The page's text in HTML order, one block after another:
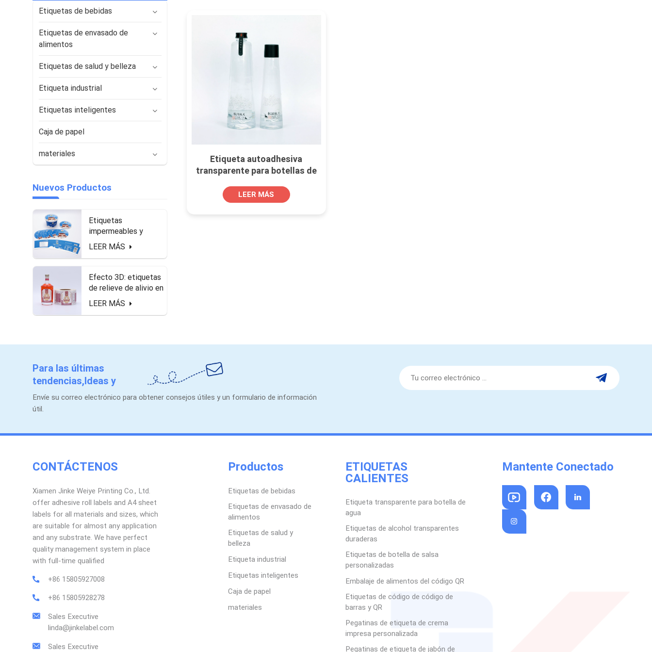
Etiquetas de bebidas
Etiquetas de envasado de
alimentos
Etiquetas de salud y belleza
Etiqueta industrial
Etiquetas inteligentes
Caja de papel
materiales
Nuevos Productos
Etiquetas
impermeables y
seguras de alimentos
en el paquete de
LEER MÁS
Efecto 3D: etiquetas
de relieve de alivio en
forma de rollo para
botella de licor
LEER MÁS
Etiqueta autoadhesiva
transparente para botellas de
LEER MÁS
Para las últimas
tendencias,Ideas y
promociones.
Envíe su correo electrónico para obtener consejos útiles y un formulario de información
útil.
CONTÁCTENOS
Xiamen Jinke Weiye Printing Co., Ltd.
offer adhesive roll labels and A4 sheet
labels for all materials and sizes, which
are suitable for almost any application
and any substrate. We have perfect
quality management system in place
with full-time qualified
+86 15805927008
+86 15805928278
Sales Executive
linda@jinkelabel.com
Sales Executive
Productos
Etiquetas de bebidas
Etiquetas de envasado de
alimentos
Etiquetas de salud y
belleza
Etiqueta industrial
Etiquetas inteligentes
Caja de papel
materiales
ETIQUETAS
CALIENTES
Etiqueta transparente para botella de
agua
Etiquetas de alcohol transparentes
duraderas
Etiquetas de botella de salsa
personalizadas
Embalaje de alimentos del código QR
Etiquetas de código de código de
barras y QR
Pegatinas de etiqueta de crema
impresa personalizada
Pegatinas de etiqueta de jabón de
Mantente Conectado